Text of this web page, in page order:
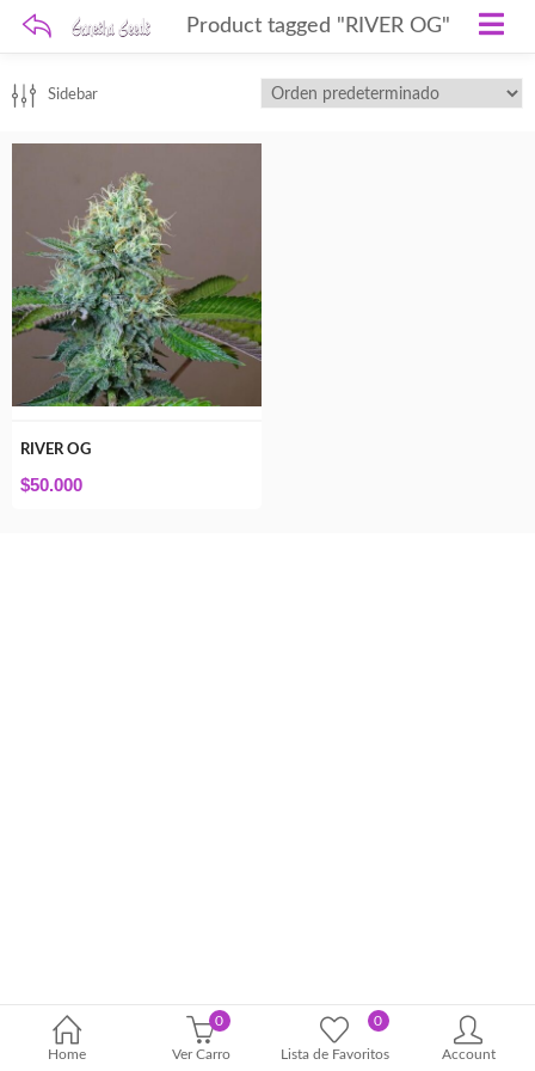
Product tagged "RIVER OG"
Home
0
Ver Carro
0
Lista de Favoritos Account
Sidebar
RIVER OG
$50.000